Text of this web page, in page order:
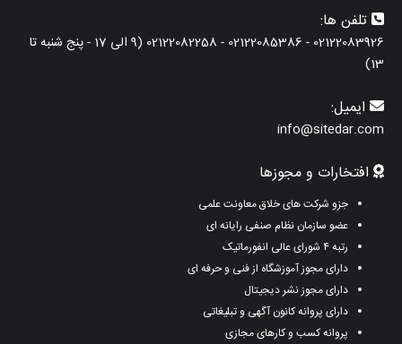
تلفن ها:
02122083926 - 02122085386 - 02122082258 (9 الی 17 - پنج شنبه تا
13)
ایمیل:
info@sitedar.com
افتخارات و مجوزها
جزو شرکت های خلاق معاونت علمی
عضو سازمان نظام صنفی رایانه ای
رتبه ۴ شورای عالی انفورماتیک
دارای مجوز آموزشگاه از فنی و حرفه ای
دارای مجوز نشر دیجیتال
دارای پروانه کانون آگهی و تبلیغاتی
پروانه کسب و کارهای مجازی